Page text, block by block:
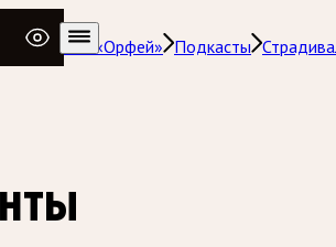
музыки «Орфей» Подкасты